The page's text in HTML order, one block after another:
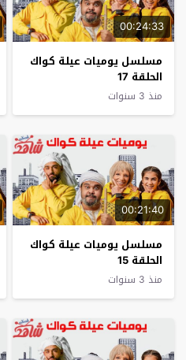
00:24:33
مسلسل يوميات عيلة كواك
الحلقة 17
منذ 3 سنوات
00:21:40
مسلسل يوميات عيلة كواك
الحلقة 15
منذ 3 سنوات